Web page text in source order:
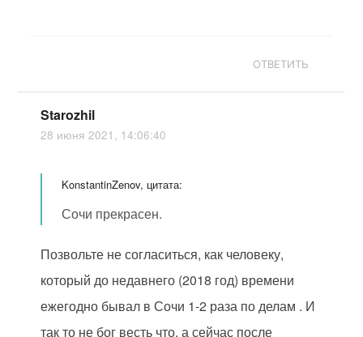
ОТВЕТИТЬ
Starozhil
28 июня 2021, 14:06:40
KonstantinZenov, цитата:
Сочи прекрасен.
Позвольте не согласиться, как человеку,
который до недавнего (2018 год) времени
ежегодно бывал в Сочи 1-2 раза по делам . И
так то не бог весть что, а сейчас после